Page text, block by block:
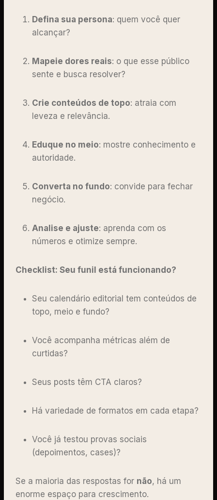
Defina sua persona: quem você quer
alcançar?
Mapeie dores reais: o que esse público
sente e busca resolver?
Crie conteúdos de topo: atraia com
leveza e relevância.
Eduque no meio: mostre conhecimento e
autoridade.
Converta no fundo: convide para fechar
negócio.
Analise e ajuste: aprenda com os
números e otimize sempre.
Checklist: Seu funil está funcionando?
Seu calendário editorial tem conteúdos de
topo, meio e fundo?
Você acompanha métricas além de
curtidas?
Seus posts têm CTA claros?
Há variedade de formatos em cada etapa?
Você já testou provas sociais
(depoimentos, cases)?
Se a maioria das respostas for não, há um
enorme espaço para crescimento.